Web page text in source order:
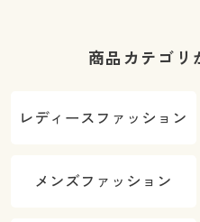
商品カテゴリ
レディースファッション
メンズファッション